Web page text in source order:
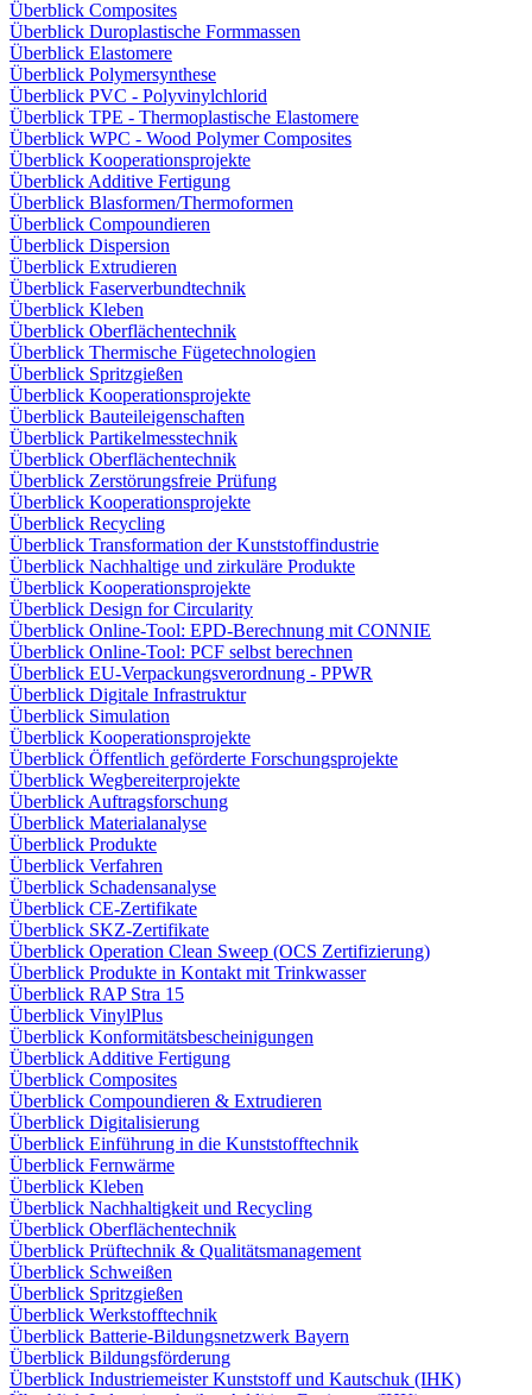
Überblick Composites
Überblick Duroplastische Formmassen
Überblick Elastomere
Überblick Polymersynthese
Überblick PVC - Polyvinylchlorid
Überblick TPE - Thermoplastische Elastomere
Überblick WPC - Wood Polymer Composites
Überblick Kooperationsprojekte
Überblick Additive Fertigung
Überblick Blasformen/Thermoformen
Überblick Compoundieren
Überblick Dispersion
Überblick Extrudieren
Überblick Faserverbundtechnik
Überblick Kleben
Überblick Oberflächentechnik
Überblick Thermische Fügetechnologien
Überblick Spritzgießen
Überblick Kooperationsprojekte
Überblick Bauteileigenschaften
Überblick Partikelmesstechnik
Überblick Oberflächentechnik
Überblick Zerstörungsfreie Prüfung
Überblick Kooperationsprojekte
Überblick Recycling
Überblick Transformation der Kunststoffindustrie
Überblick Nachhaltige und zirkuläre Produkte
Überblick Kooperationsprojekte
Überblick Design for Circularity
Überblick Online-Tool: EPD-Berechnung mit CONNIE
Überblick Online-Tool: PCF selbst berechnen
Überblick EU-Verpackungsverordnung - PPWR
Überblick Digitale Infrastruktur
Überblick Simulation
Überblick Kooperationsprojekte
Überblick Öffentlich geförderte Forschungsprojekte
Überblick Wegbereiterprojekte
Überblick Auftragsforschung
Überblick Materialanalyse
Überblick Produkte
Überblick Verfahren
Überblick Schadensanalyse
Überblick CE-Zertifikate
Überblick SKZ-Zertifikate
Überblick Operation Clean Sweep (OCS Zertifizierung)
Überblick Produkte in Kontakt mit Trinkwasser
Überblick RAP Stra 15
Überblick VinylPlus
Überblick Konformitätsbescheinigungen
Überblick Additive Fertigung
Überblick Composites
Überblick Compoundieren & Extrudieren
Überblick Digitalisierung
Überblick Einführung in die Kunststofftechnik
Überblick Fernwärme
Überblick Kleben
Überblick Nachhaltigkeit und Recycling
Überblick Oberflächentechnik
Überblick Prüftechnik & Qualitätsmanagement
Überblick Schweißen
Überblick Spritzgießen
Überblick Werkstofftechnik
Überblick Batterie-Bildungsnetzwerk Bayern
Überblick Bildungsförderung
Überblick Industriemeister Kunststoff und Kautschuk (IHK)